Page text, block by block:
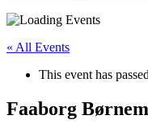
« All Events
This event has
Faaborg